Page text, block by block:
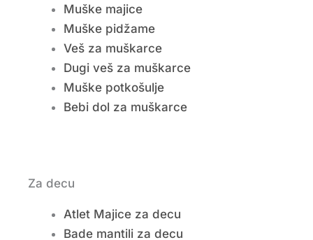
Muške majice
Muške pidžame
Veš za muškarce
Dugi veš za muškarce
Muške potkošulje
Bebi dol za muškarce
Za decu
Atlet Majice za decu
Bade mantili za decu